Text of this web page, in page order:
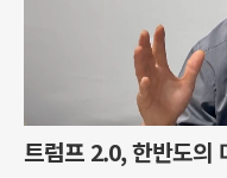
트럼프 2.0, 한반도의